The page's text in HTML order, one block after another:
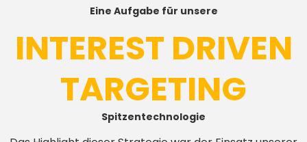
Eine Aufgabe für unsere
INTEREST DRIVEN
TARGETING
Spitzentechnologie